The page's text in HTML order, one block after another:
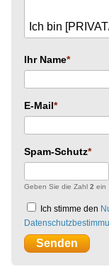
Ihr Name
E-Mail
Spam-Schutz
Geben Sie die Zahl 2 ein
Ich stimme den